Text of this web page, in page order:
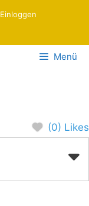
Einloggen
Menü
(0) Likes